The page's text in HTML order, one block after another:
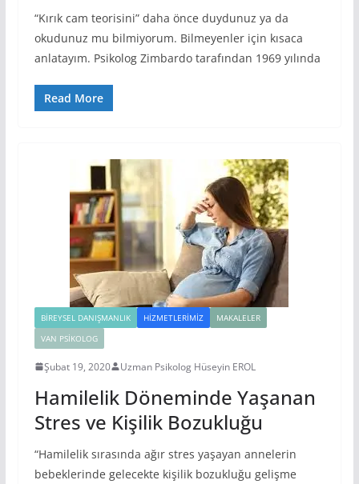
“Kırık cam teorisini” daha önce duydunuz ya da
okudunuz mu bilmiyorum. Bilmeyenler için kısaca
anlatayım. Psikolog Zimbardo tarafından 1969 yılında
Read More
BIREYSEL DANIŞMANLIK HIZMETLERIMIZ
MAKALELER
VAN PSIKOLOG
Şubat 19, 2020 Uzman Psikolog Hüseyin EROL
Hamilelik Döneminde Yaşanan
Stres ve Kişilik Bozukluğu
“Hamilelik sırasında ağır stres yaşayan annelerin
bebeklerinde gelecekte kişilik bozukluğu gelişme